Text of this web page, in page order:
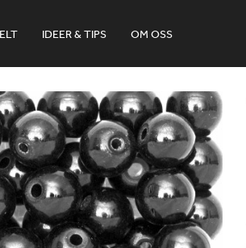
IDEER & TIPS OM OSS